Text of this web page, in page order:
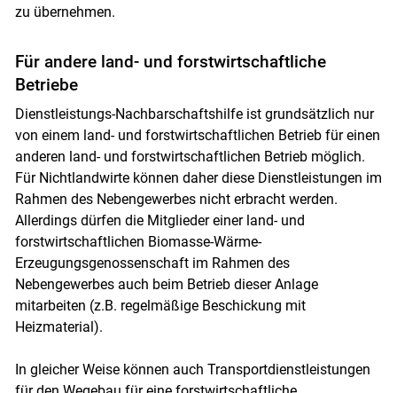
zu übernehmen.
Für andere land- und forstwirtschaftliche
Betriebe
Dienstleistungs-Nachbarschaftshilfe ist grundsätzlich nur
von einem land- und forstwirtschaftlichen Betrieb für einen
anderen land- und forstwirtschaftlichen Betrieb möglich.
Für Nichtlandwirte können daher diese Dienstleistungen im
Rahmen des Nebengewerbes nicht erbracht werden.
Allerdings dürfen die Mitglieder einer land- und
forstwirtschaftlichen Biomasse-Wärme-
Erzeugungsgenossenschaft im Rahmen des
Nebengewerbes auch beim Betrieb dieser Anlage
mitarbeiten (z.B. regelmäßige Beschickung mit
Heizmaterial).
In gleicher Weise können auch Transportdienstleistungen